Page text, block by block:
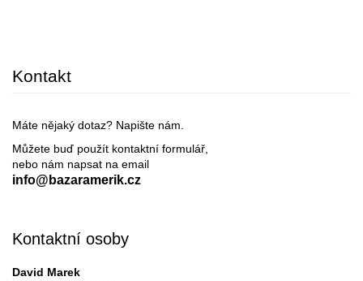
Kontakt
Máte nějaký dotaz? Napište nám.
Můžete buď použít kontaktní formulář,
nebo nám napsat na email
info@bazaramerik.cz
Kontaktní osoby
David Marek